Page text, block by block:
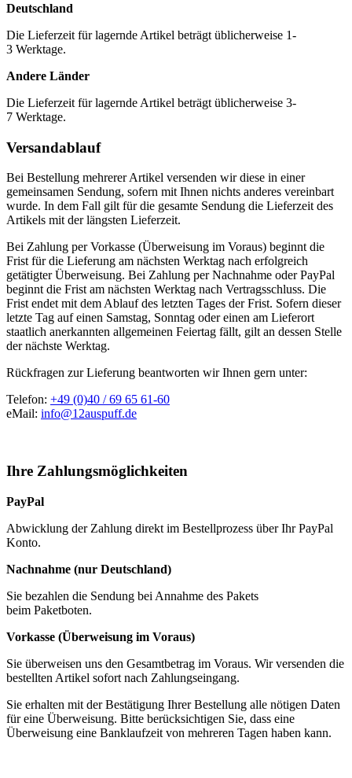
Deutschland
Die Lieferzeit für lagernde Artikel beträgt üblicherweise 1-
3 Werktage.
Andere Länder
Die Lieferzeit für lagernde Artikel beträgt üblicherweise 3-
7 Werktage.
Versandablauf
Bei Bestellung mehrerer Artikel versenden wir diese in einer
gemeinsamen Sendung, sofern mit Ihnen nichts anderes vereinbart
wurde. In dem Fall gilt für die gesamte Sendung die Lieferzeit des
Artikels mit der längsten Lieferzeit.
Bei Zahlung per Vorkasse (Überweisung im Voraus) beginnt die
Frist für die Lieferung am nächsten Werktag nach erfolgreich
getätigter Überweisung. Bei Zahlung per Nachnahme oder PayPal
beginnt die Frist am nächsten Werktag nach Vertragsschluss. Die
Frist endet mit dem Ablauf des letzten Tages der Frist. Sofern dieser
letzte Tag auf einen Samstag, Sonntag oder einen am Lieferort
staatlich anerkannten allgemeinen Feiertag fällt, gilt an dessen Stelle
der nächste Werktag.
Rückfragen zur Lieferung beantworten wir Ihnen gern unter:
Telefon: +49 (0)40 / 69 65 61-60
eMail: info@12auspuff.de
Ihre Zahlungsmöglichkeiten
PayPal
Abwicklung der Zahlung direkt im Bestellprozess über Ihr PayPal
Konto.
Nachnahme (nur Deutschland)
Sie bezahlen die Sendung bei Annahme des Pakets
beim Paketboten.
Vorkasse (Überweisung im Voraus)
Sie überweisen uns den Gesamtbetrag im Voraus. Wir versenden die
bestellten Artikel sofort nach Zahlungseingang.
Sie erhalten mit der Bestätigung Ihrer Bestellung alle nötigen Daten
für eine Überweisung. Bitte berücksichtigen Sie, dass eine
Überweisung eine Banklaufzeit von mehreren Tagen haben kann.